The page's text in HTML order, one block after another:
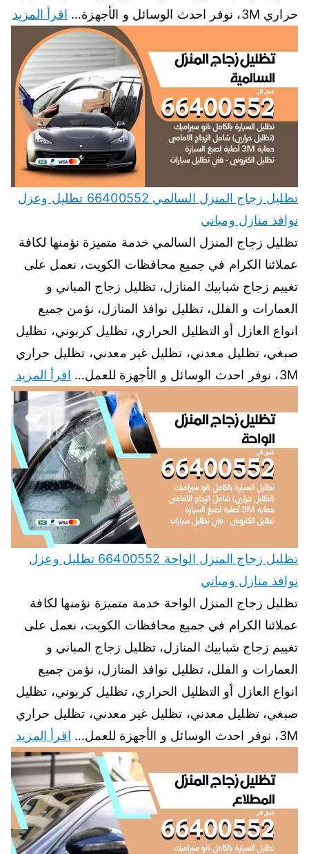
حراري 3M، نوفر احدث الوسائل و الأجهزة…
اقرأ المزيد
تظليل زجاج المنزل السالمي 66400552 تظليل وعزل
نوافذ منازل ومباني
تظليل زجاج المنزل السالمي خدمة متميزة نؤمنها لكافة
عملائنا الكرام في جميع محافظات الكويت، نعمل على
تغييم زجاج شبابيك المنازل، تظليل زجاج المباني و
العمارات و الفلل، تظليل نوافذ المنازل، نؤمن جميع
انواع العازل أو التظليل الحراري، تظليل كربوني، تظليل
صبغي، تظليل معدني، تظليل غير معدني، تظليل حراري
3M، نوفر احدث الوسائل و الأجهزة للعمل…
اقرأ المزيد
تظليل زجاج المنزل الواحة 66400552 تظليل وعزل
نوافذ منازل ومباني
تظليل زجاج المنزل الواحة خدمة متميزة نؤمنها لكافة
عملائنا الكرام في جميع محافظات الكويت، نعمل على
تغييم زجاج شبابيك المنازل، تظليل زجاج المباني و
العمارات و الفلل، تظليل نوافذ المنازل، نؤمن جميع
انواع العازل أو التظليل الحراري، تظليل كربوني، تظليل
صبغي، تظليل معدني، تظليل غير معدني، تظليل حراري
3M، نوفر احدث الوسائل و الأجهزة للعمل…
اقرأ المزيد